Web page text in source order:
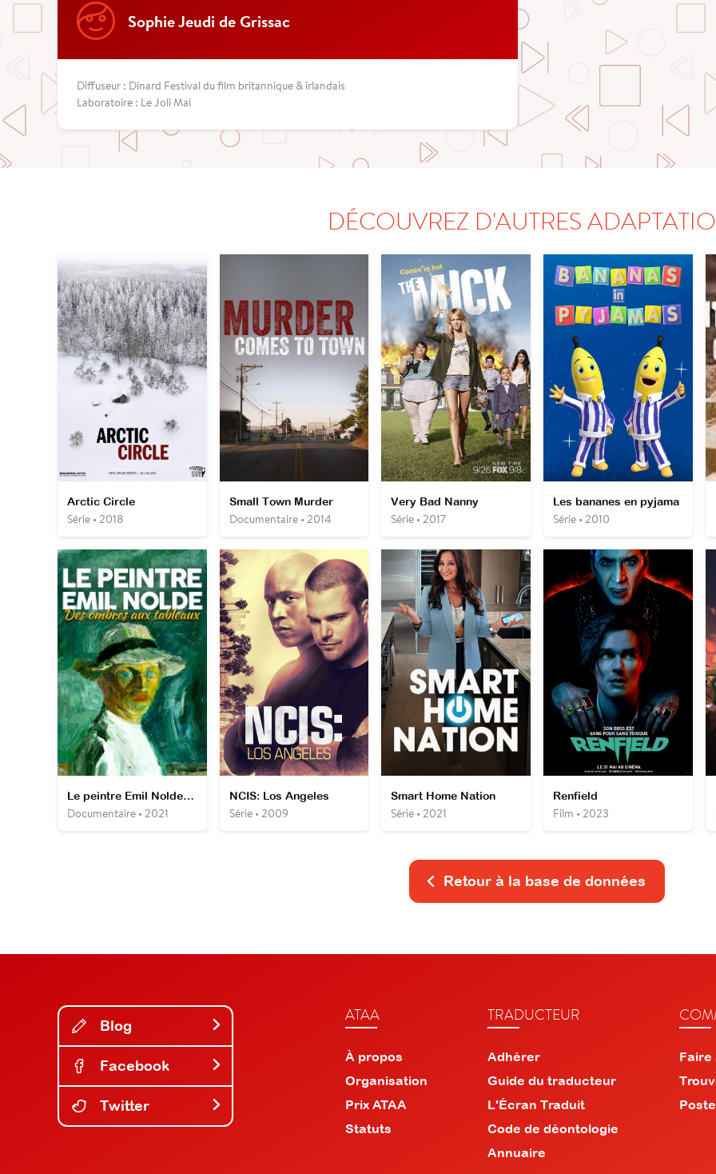
Sophie Jeudi de Grissac
Diffuseur : Dinard Festival du film britannique & irlandais
Laboratoire : Le Joli Mai
DÉCOUVREZ D'AUTRES
Arctic Circle
Série • 2018
Small Town Murder
Documentaire • 2014
Very Bad Nanny
Série • 2017
Les bananes en pyjama
Série • 2010
Le peintre Emil Nolde – Des ombres aux tableaux
Documentaire • 2021
NCIS: Los Angeles
Série • 2009
Smart Home Nation
Série • 2021
Renfield
Film • 2023
Retour à la base de données
Blog
Facebook
Twitter
ATAA
À propos
Organisation
Prix ATAA
Statuts
TRADUCTEUR
Adhérer
Guide du traducteur
L'Écran Traduit
Code de déontologie
Annuaire